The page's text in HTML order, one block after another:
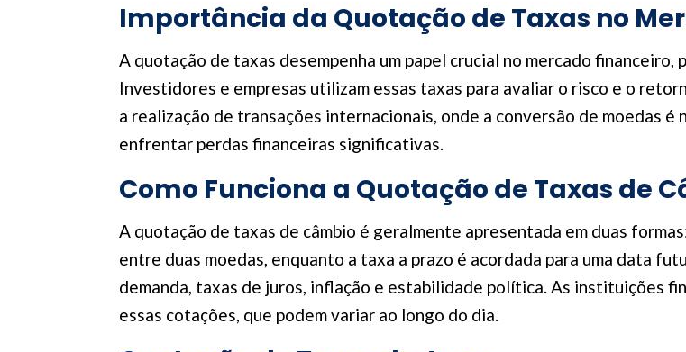
Importância da Quotação de Taxas no
A quotação de taxas desempenha um papel crucial no mercado
Investidores e empresas utilizam essas taxas para avaliar o risco e o
a realização de transações internacionais, onde a conversão de moedas
enfrentar perdas financeiras significativas.
Como Funciona a Quotação de Taxas de
A quotação de taxas de câmbio é geralmente apresentada em duas
entre duas moedas, enquanto a taxa a prazo é acordada para uma data
demanda, taxas de juros, inflação e estabilidade política. As instituições
essas cotações, que podem variar ao longo do dia.